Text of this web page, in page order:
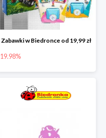
Zabawki w Biedronce od 19,99 zł
19.98%